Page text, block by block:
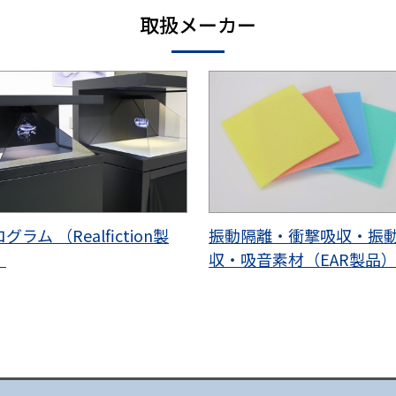
取扱メーカー
グラム （Realfiction製
振動隔離・衝撃吸収・振
収・吸音素材（EAR製品）